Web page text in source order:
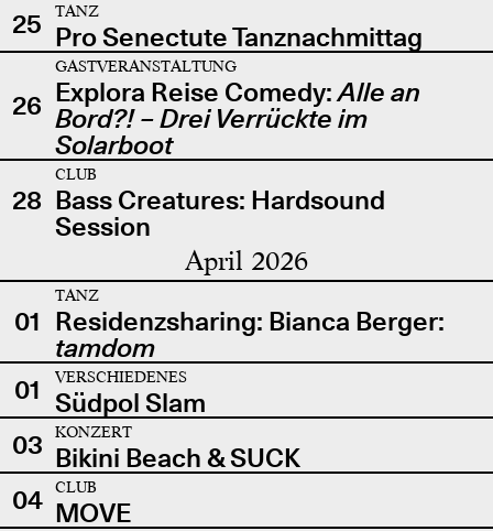
25
TANZ
Pro Senectute Tanznachmittag
26
GASTVERANSTALTUNG
Explora Reise Comedy:Alle an
Bord?! – Drei Verrückte im
Solarboot
28
CLUB
Bass Creatures: Hardsound
Session
April 2026
01
TANZ
Residenzsharing: Bianca Berger:
tamdom
01
VERSCHIEDENES
Südpol Slam
03
KONZERT
Bikini Beach & SUCK
04
CLUB
MOVE